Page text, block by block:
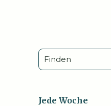
Jede Woche